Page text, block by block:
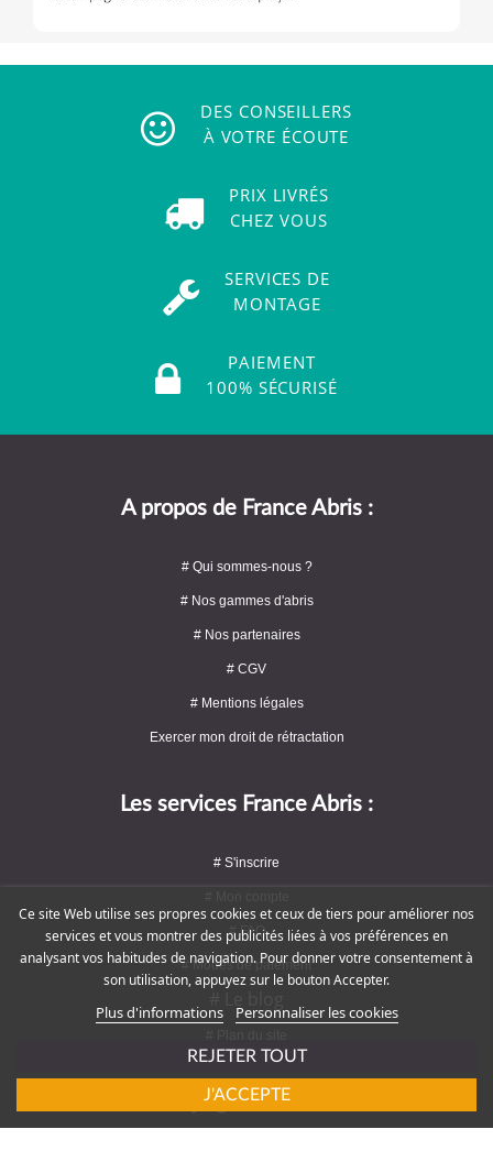
DES CONSEILLERS
À VOTRE ÉCOUTE
PRIX LIVRÉS
CHEZ VOUS
SERVICES DE
MONTAGE
PAIEMENT
100% SÉCURISÉ
A propos de France Abris :
# Qui sommes-nous ?
# Nos gammes d'abris
# Nos partenaires
# CGV
# Mentions légales
Exercer mon droit de rétractation
Les services France Abris :
# S'inscrire
# FAQ
# Modes de paiement
Rejoignez-nous !
Ce site Web utilise ses propres cookies et ceux de tiers pour améliorer nos
services et vous montrer des publicités liées à vos préférences en
analysant vos habitudes de navigation. Pour donner votre consentement à
son utilisation, appuyez sur le bouton Accepter.
Plus d'informations Personnaliser les cookies
REJETER TOUT
J'ACCEPTE